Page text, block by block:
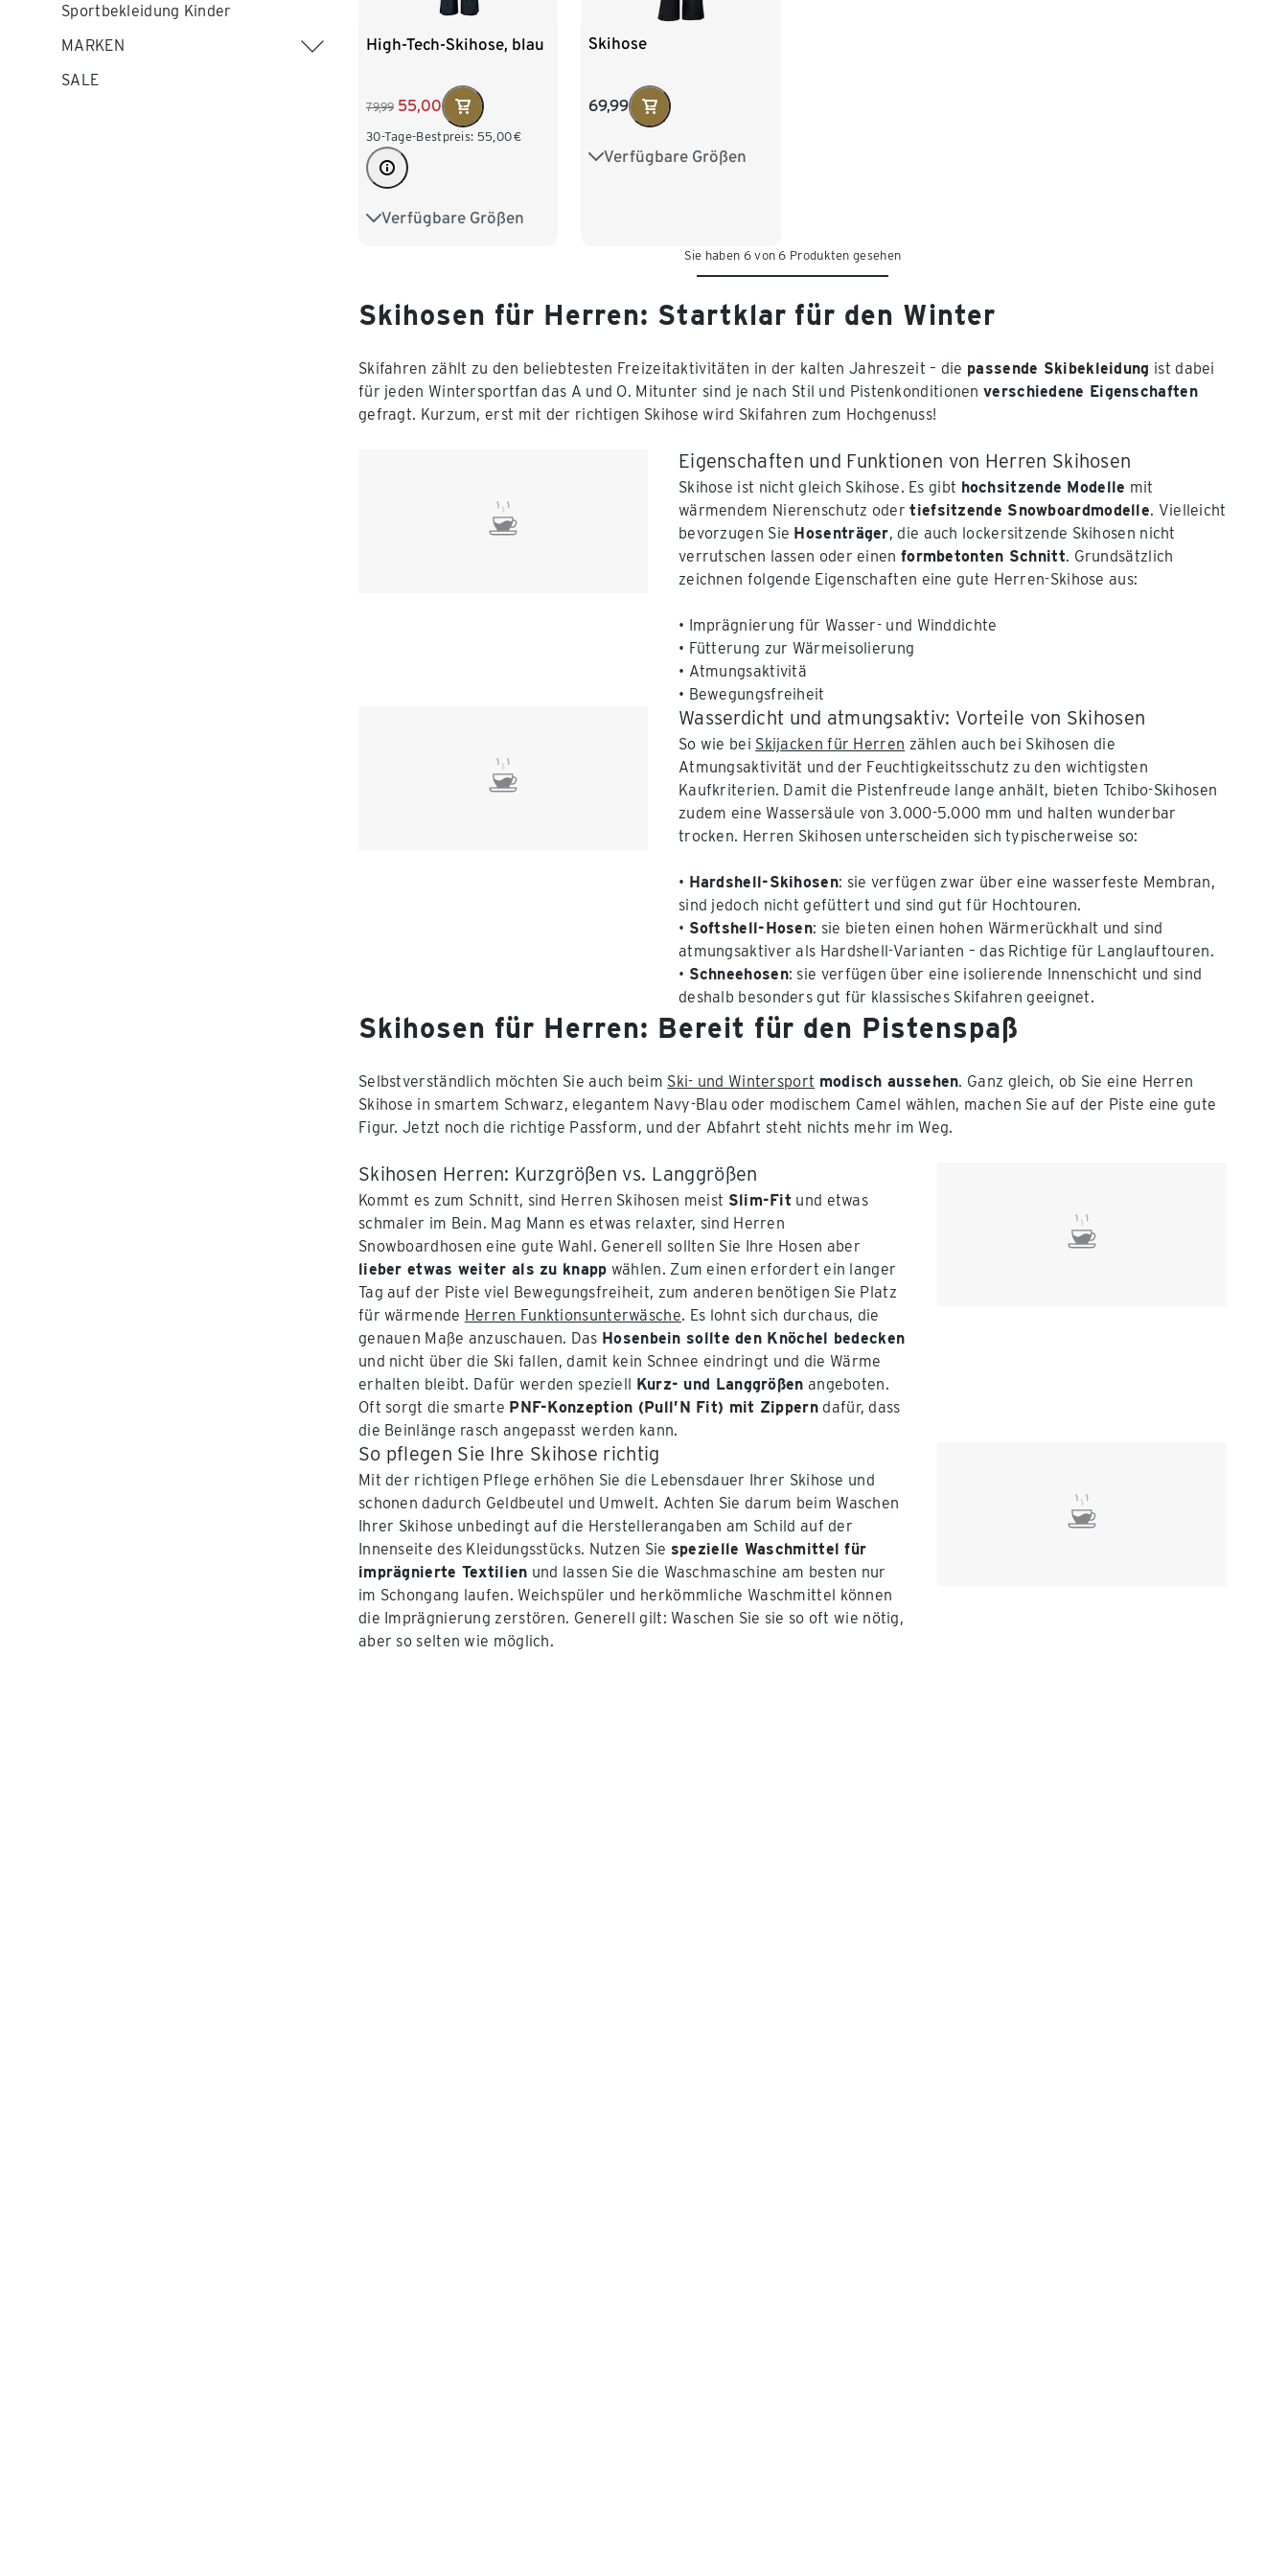
Sportbekleidung Kinder
MARKEN
SALE
High-Tech-Skihose, blau
79,99 55,00
30-Tage-Bestpreis: 55,00€
Verfügbare Größen
S 44/46 M 48/50
XXL 60/62
Skihose
69,99
Verfügbare Größen
S 44/46 M 48/50
Sie haben 6 von 6 Produkten gesehen
Skihosen für Herren: Startklar für den Winter
Skifahren zählt zu den beliebtesten Freizeitaktivitäten in der kalten Jahreszeit – die passende Skibekleidung ist dabei
für jeden Wintersportfan das A und O. Mitunter sind je nach Stil und Pistenkonditionenverschiedene Eigenschaften
gefragt. Kurzum, erst mit der richtigen Skihose wird Skifahren zum Hochgenuss!
Eigenschaften und Funktionen von Herren Skihosen
Skihose ist nicht gleich Skihose. Es gibt hochsitzende Modelle mit
wärmendem Nierenschutz odertiefsitzende Snowboardmodelle. Vielleicht
bevorzugen Sie Hosenträger, die auch lockersitzende Skihosen nicht
verrutschen lassen oder einen formbetonten Schnitt. Grundsätzlich
zeichnen folgende Eigenschaften eine gute Herren-Skihose aus:
• Imprägnierung für Wasser- und Winddichte
• Fütterung zur Wärmeisolierung
• Atmungsaktivitä
• Bewegungsfreiheit
Wasserdicht und atmungsaktiv: Vorteile von Skihosen
So wie bei Skijacken für Herren zählen auch bei Skihosen die
Atmungsaktivität und der Feuchtigkeitsschutz zu den wichtigsten
Kaufkriterien. Damit die Pistenfreude lange anhält, bieten Tchibo-Skihosen
zudem eine Wassersäule von 3.000-5.000 mm und halten wunderbar
trocken. Herren Skihosen unterscheiden sich typischerweise so:
• Hardshell-Skihosen: sie verfügen zwar über eine wasserfeste Membran,
sind jedoch nicht gefüttert und sind gut für Hochtouren.
• Softshell-Hosen: sie bieten einen hohen Wärmerückhalt und sind
atmungsaktiver als Hardshell-Varianten – das Richtige für Langlauftouren.
• Schneehosen: sie verfügen über eine isolierende Innenschicht und sind
deshalb besonders gut für klassisches Skifahren geeignet.
Skihosen für Herren: Bereit für den Pistenspaß
Selbstverständlich möchten Sie auch beim Ski- und Wintersport modisch aussehen. Ganz gleich, ob Sie eine Herren
Skihose in smartem Schwarz, elegantem Navy-Blau oder modischem Camel wählen, machen Sie auf der Piste eine gute
Figur. Jetzt noch die richtige Passform, und der Abfahrt steht nichts mehr im Weg.
Skihosen Herren: Kurzgrößen vs. Langgrößen
Kommt es zum Schnitt, sind Herren Skihosen meist Slim-Fit und etwas
schmaler im Bein. Mag Mann es etwas relaxter, sind Herren
Snowboardhosen eine gute Wahl. Generell sollten Sie Ihre Hosen aber
lieber etwas weiter als zu knapp wählen. Zum einen erfordert ein langer
Tag auf der Piste viel Bewegungsfreiheit, zum anderen benötigen Sie Platz
für wärmende Herren Funktionsunterwäsche. Es lohnt sich durchaus, die
genauen Maße anzuschauen. Das Hosenbein sollte den Knöchel bedecken
und nicht über die Ski fallen, damit kein Schnee eindringt und die Wärme
erhalten bleibt. Dafür werden speziell Kurz- und Langgrößen angeboten.
Oft sorgt die smarte PNF-Konzeption (Pull’N Fit) mit Zippern dafür, dass
die Beinlänge rasch angepasst werden kann.
So pflegen Sie Ihre Skihose richtig
Mit der richtigen Pflege erhöhen Sie die Lebensdauer Ihrer Skihose und
schonen dadurch Geldbeutel und Umwelt. Achten Sie darum beim Waschen
Ihrer Skihose unbedingt auf die Herstellerangaben am Schild auf der
Innenseite des Kleidungsstücks. Nutzen Sie spezielle Waschmittel für
imprägnierte Textilien und lassen Sie die Waschmaschine am besten nur
im Schongang laufen. Weichspüler und herkömmliche Waschmittel können
die Imprägnierung zerstören. Generell gilt: Waschen Sie sie so oft wie nötig,
aber so selten wie möglich.